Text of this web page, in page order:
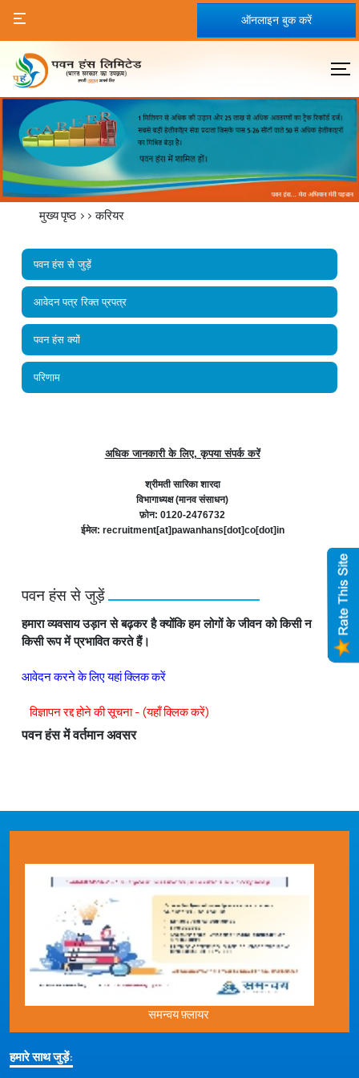
ऑनलाइन बुक करें
मुख्य पृष्ठ >>करियर
पवन हंस से जुड़ें
आवेदन पत्र रिक्त प्रपत्र
पवन हंस क्यों
परिणाम
अधिक जानकारी के लिए, कृपया संपर्क करें
श्रीमती सारिका शारदा
विभागाध्यक्ष (मानव संसाधन)
फ़ोन: 0120-2476732
ईमेल: recruitment[at]pawanhans[dot]co[dot]in
पवन हंस से जुड़ें
हमारा व्यवसाय उड़ान से बढ़कर है क्योंकि हम लोगों के जीवन को किसी न
किसी रूप में प्रभावित करते हैं।
आवेदन करने के लिए यहां क्लिक करें
विज्ञापन रद्द होने की सूचना - (यहाँ क्लिक करें)
पवन हंस में वर्तमान अवसर
समन्वय फ़्लायर
हमारे साथ जुड़ें: